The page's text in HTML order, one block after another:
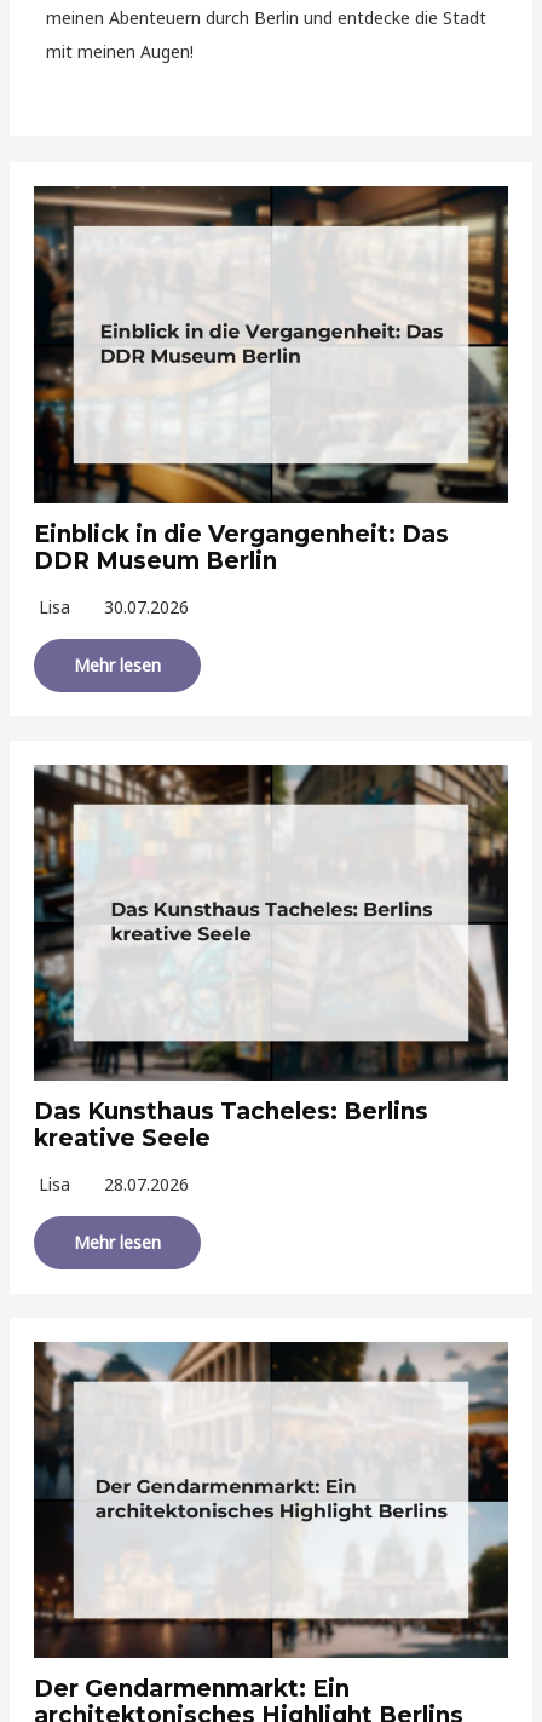
meinen Abenteuern durch Berlin und entdecke die Stadt
mit meinen Augen!
Einblick in die Vergangenheit: Das
DDR Museum Berlin
Lisa 30.07.2026
Mehr lesen
Das Kunsthaus Tacheles: Berlins
kreative Seele
Lisa 28.07.2026
Mehr lesen
Der Gendarmenmarkt: Ein
architektonisches Highlight Berlins